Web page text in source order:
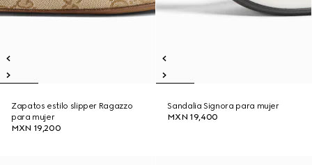
Zapatos estilo slipper Ragazzo
para mujer
MXN 19,200
Sandalia Signora para mujer
MXN 19,400